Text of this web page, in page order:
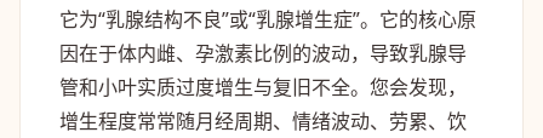
它为“乳腺结构不良”或“乳腺增生症”。它的核心原
因在于体内雌、孕激素比例的波动，导致乳腺导
管和小叶实质过度增生与复旧不全。您会发现，
增生程度常常随月经周期、情绪波动、劳累、饮